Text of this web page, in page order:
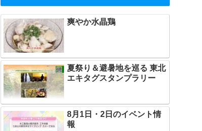
爽やか水晶鶏
夏祭り＆避暑地を巡る 東北
エキタグスタンプラリー
8月1日・2日のイベント情
報